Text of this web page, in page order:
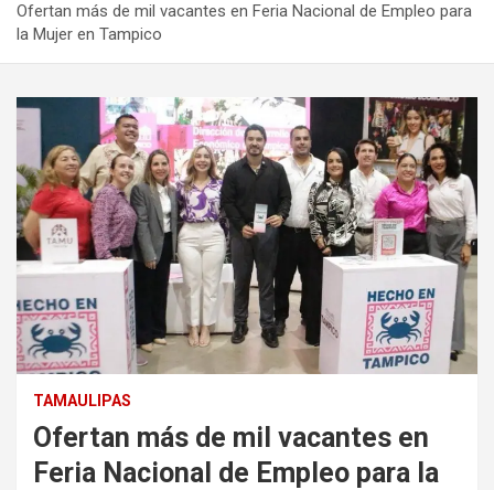
Ofertan más de mil vacantes en Feria Nacional de Empleo para
la Mujer en Tampico
TAMAULIPAS
Ofertan más de mil vacantes en
Feria Nacional de Empleo para la